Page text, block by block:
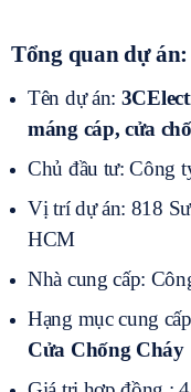
Tổng quan dự án:
Tên dự án:
máng cáp, cửa
Chủ đầu tư: Công
Vị trí dự án: 818
HCM
Nhà cung cấp:
Hạng mục cung
Cửa Chống Cháy